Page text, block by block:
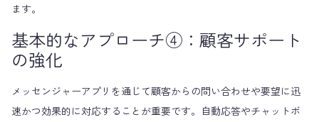
ます。
基本的なアプローチ④：顧客サポート
の強化
メッセンジャーアプリを通じて顧客からの問い合わせや要望に迅
速かつ効果的に対応することが重要です。自動応答やチャットボ